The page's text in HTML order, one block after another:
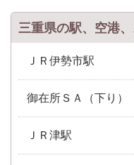
三重県の駅、空港
ＪＲ伊勢市駅
御在所ＳＡ（下り）
ＪＲ津駅